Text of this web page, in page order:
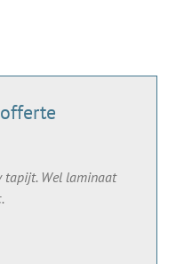
tapijt. Wel laminaat